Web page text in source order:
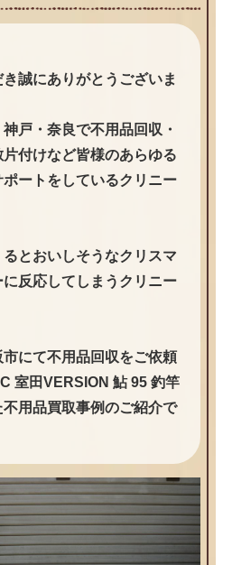
誠にありがとうございま
戸・奈良で不用品回収・
付けなど皆様のあらゆる
ートをしているクリニー
とおいしそうなクリスマ
反応してしまうクリニー
にて不用品回収をご依頼
室田VERSION 鮎 95 釣竿
用品買取事例のご紹介で